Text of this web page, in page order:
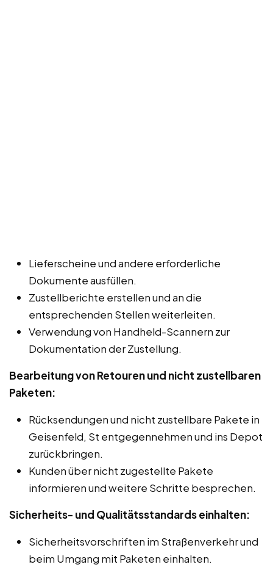
Lieferscheine und andere erforderliche
Dokumente ausfüllen.
Zustellberichte erstellen und an die
entsprechenden Stellen weiterleiten.
Verwendung von Handheld-Scannern zur
Dokumentation der Zustellung.
Bearbeitung von Retouren und nicht zustellbaren
Paketen:
Rücksendungen und nicht zustellbare Pakete in
Geisenfeld, St entgegennehmen und ins Depot
zurückbringen.
Kunden über nicht zugestellte Pakete
informieren und weitere Schritte besprechen.
Sicherheits- und Qualitätsstandards einhalten:
Sicherheitsvorschriften im Straßenverkehr und
beim Umgang mit Paketen einhalten.